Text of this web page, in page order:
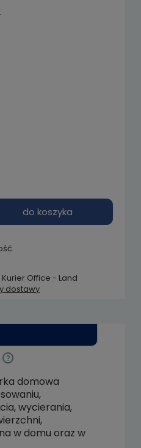
do koszyka
Office - Land
dostawy
kosztów
domowa
wycierania,
w domu oraz w